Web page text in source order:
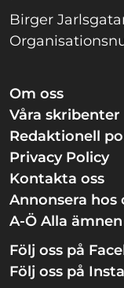
Birger
Om oss
Våra skribenter
Redaktionell
Privacy Policy
Kontakta oss
Annonsera hos
A-Ö Alla ämnen
Följ oss på
Följ oss på